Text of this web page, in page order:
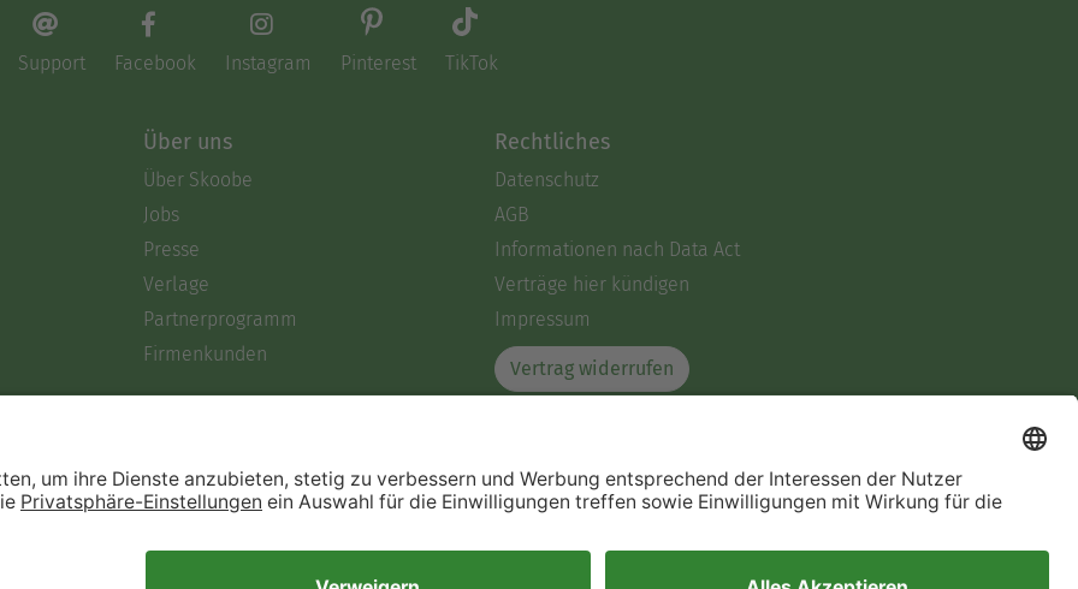
Support Facebook Instagram Pinterest TikTok
Über uns
Über Skoobe
Jobs
Presse
Verlage
Partnerprogramm
Firmenkunden
Rechtliches
Datenschutz
AGB
Informationen nach Data Act
Verträge hier kündigen
Impressum
Vertrag widerrufen
Immer ein gutes Buch